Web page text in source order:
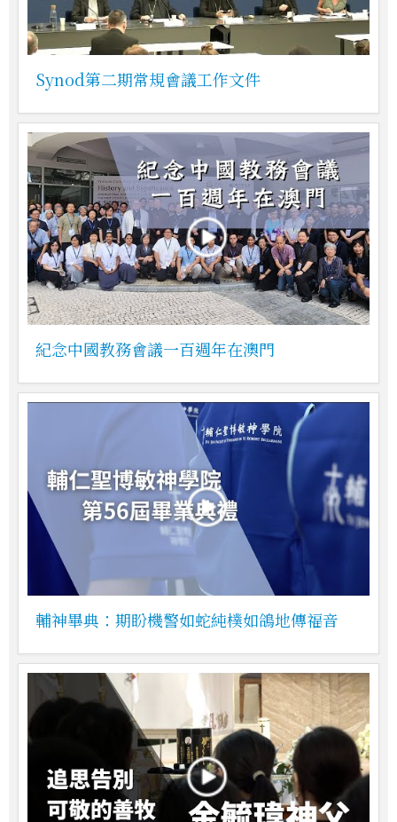
Synod第二期常規會議工作文件
紀念中國教務會議一百週年在澳門
輔神畢典：期盼機警如蛇純樸如鴿地傳福音